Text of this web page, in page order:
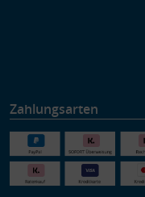
Zahlungsarten